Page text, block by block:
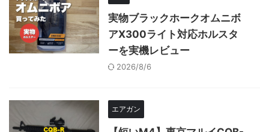
実物ブラックホークオムニボ
アX300ライト対応ホルスタ
ーを実機レビュー
2026/8/6
エアガン